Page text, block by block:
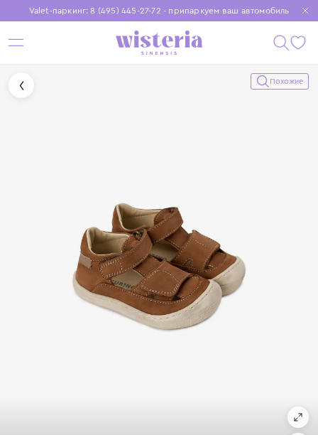
Valet-паркинг: 8 (495) 445-27-72 - припаркуем ваш автомобиль
Бесплатная доставка при заказе от 15 000 ₽
Установите приложение, чтобы покупки были еще удобнее
Похожие